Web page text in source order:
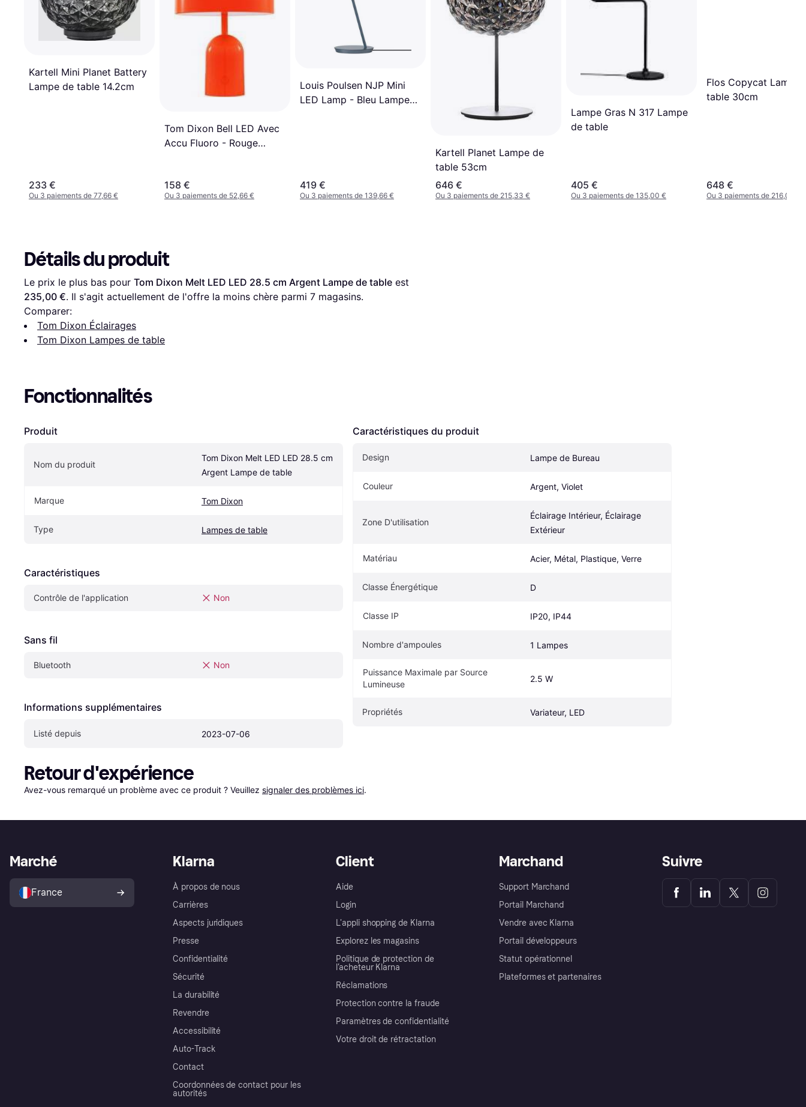
Kartell Mini Planet Battery
Lampe de table 14.2cm
233 €
Ou 3 paiements de 77,66 €
Tom Dixon Bell LED Avec
Accu Fluoro - Rouge
158 €
Ou 3 paiements de 52,66 €
Louis Poulsen NJP Mini
LED Lamp - Bleu Lampe
419 €
Ou 3 paiements de 139,66 €
Kartell Planet Lampe de
table 53cm
646 €
Ou 3 paiements de 215,33 €
Lampe Gras N 317 Lampe
de table
405 €
Ou 3 paiements de 135,00 €
Flos Copycat Lampe
table 30cm
648 €
Ou 3 paiements de 216,00 €
Détails du produit
Le prix le plus bas pour Tom Dixon Melt LED LED 28.5 cm Argent Lampe de table
235,00 €. Il s'agit actuellement de l'offre la moins chère parmi 7 magasins.
Comparer:
Tom Dixon Éclairages
Tom Dixon Lampes de table
Fonctionnalités
Produit
Nom du produit
Tom Dixon Melt LED LED 28.5 cm
Argent Lampe de table
Marque Tom Dixon
Type Lampes de table
Caractéristiques
Contrôle de l'application Non
Sans fil
Bluetooth Non
Informations supplémentaires
Listé depuis 2023-07-06
Caractéristiques du produit
Design Lampe de Bureau
Couleur Argent, Violet
Zone D'utilisation
Éclairage Intérieur, Éclairage
Extérieur
Matériau Acier, Métal, Plastique, Verre
Classe Énergétique D
Classe IP IP20, IP44
Nombre d'ampoules 1 Lampes
Puissance Maximale par Source
Lumineuse
2.5 W
Propriétés Variateur, LED
Retour d'expérience
Avez-vous remarqué un problème avec ce produit ? Veuillez signaler des problèmes ici.
Klarna
À propos de nous
Carrières
Aspects juridiques
Presse
Confidentialité
Sécurité
La durabilité
Revendre
Accessibilité
Auto-Track
Contact
Coordonnées de contact pour les
autorités
Client
Aide
Login
L'appli shopping de Klarna
Explorez les magasins
Politique de protection de
l’acheteur Klarna
Réclamations
Protection contre la fraude
Paramètres de confidentialité
Votre droit de rétractation
Marchand
Support Marchand
Portail Marchand
Vendre avec Klarna
Portail développeurs
Statut opérationnel
Plateformes et partenaires
Marché
France
Suivre